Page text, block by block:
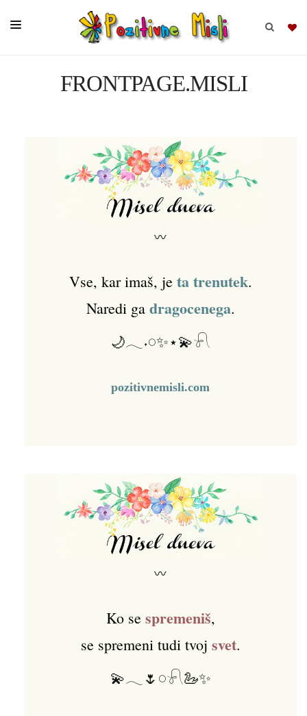
KOMPLETI
FRONTPAGE.MISLI
〰
Vse, kar imaš, je ta trenutek.
Naredi ga dragocenega.
🌙𓂃˖𓏸✨⋆💫𓍯
pozitivnemisli.com
〰
Ko se spremeniš,
se spremeni tudi tvoj svet.
💫𓂃🌷𓏸𓍯🦢✨